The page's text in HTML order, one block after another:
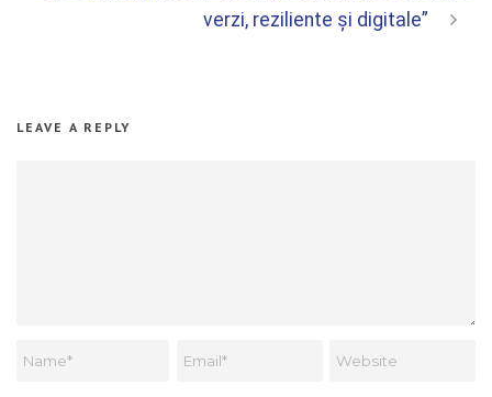
verzi, reziliente și digitale”
LEAVE A REPLY